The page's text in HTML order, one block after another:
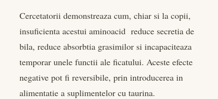
Cercetatorii demonstreaza cum, chiar si la copii,
insuficienta acestui aminoacid reduce secretia de
bila, reduce absorbtia grasimilor si incapaciteaza
temporar unele functii ale ficatului. Aceste efecte
negative pot fi reversibile, prin introducerea in
alimentatie a suplimentelor cu taurina.